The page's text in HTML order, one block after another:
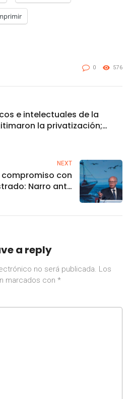
0 576
e intelectuales de la
la privatización;
NEXT
compromiso con
Narro ante
a reply
no será publicada. Los
marcados con *